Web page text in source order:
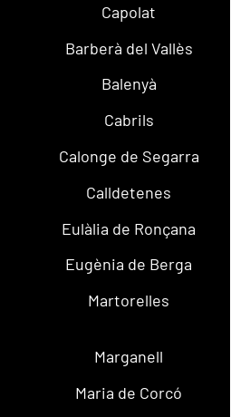
Capolat
Barberà del Vallès
Balenyà
Cabrils
Calonge de Segarra
Calldetenes
Eulàlia de Ronçana
Eugènia de Berga
Martorelles
Marganell
Maria de Corcó